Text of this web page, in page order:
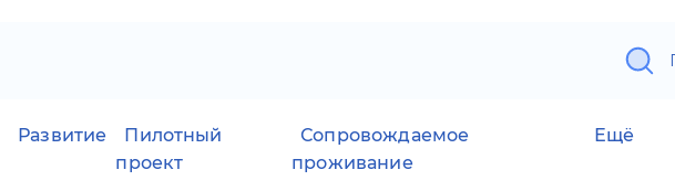
Развитие
Пилотный
проект
Сопровождаемое
проживание
Ещё